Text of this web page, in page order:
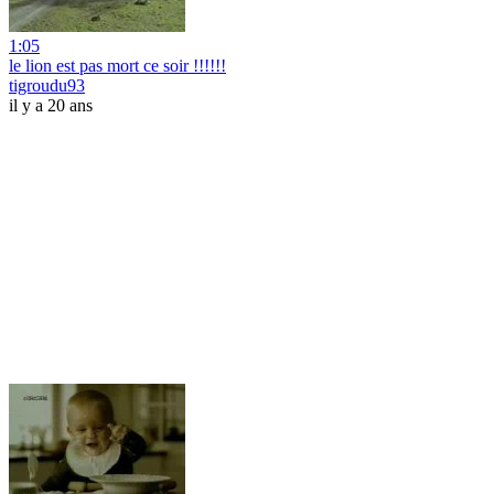
1:05
le lion est pas mort ce soir !!!!!!
tigroudu93
il y a 20 ans